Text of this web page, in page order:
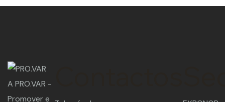
A PRO.VAR -
Promover e